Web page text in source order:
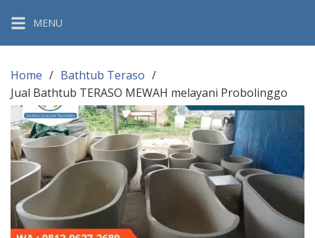
content
MENU
Home
Bathtub Teraso
Jual Bathtub TERASO MEWAH melayani Probolinggo